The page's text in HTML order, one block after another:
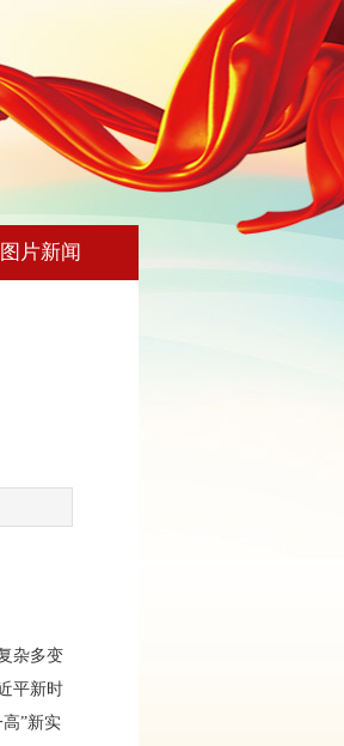
图片新闻
杂多变
平新时
”新实